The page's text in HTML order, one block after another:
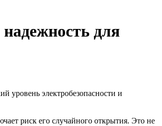
для
уровень электробезопасности и
риск его случайного открытия. Это не